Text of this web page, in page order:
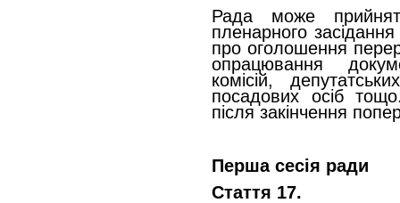
Рада може
пленарного
про оголошення
опрацювання
комісій,
посадових осіб
після закінчення
Перша сесія ради
Стаття 17.